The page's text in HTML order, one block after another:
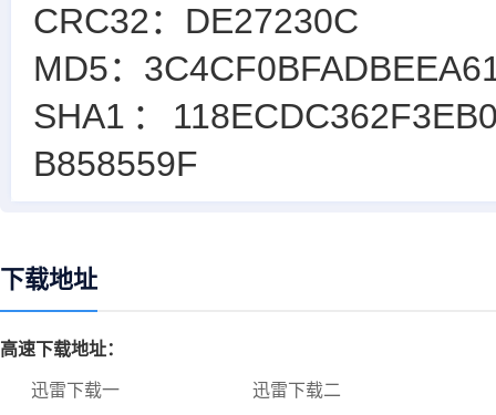
CRC32：DE27230C
MD5：
SHA1：
B858559F
下载地址
高速下载地址：
迅雷下载一 迅雷下载二